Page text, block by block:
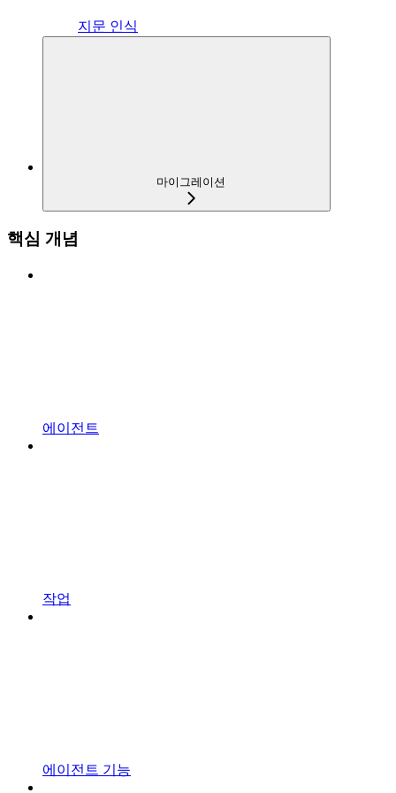
지문 인식
마이그레이션
핵심 개념
에이전트
작업
에이전트 기능